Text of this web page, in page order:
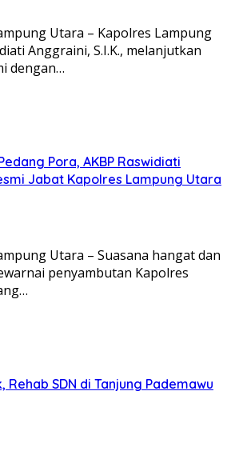
Utara – Kapolres Lampung
Anggraini, S.I.K., melanjutkan
dengan…
Pora, AKBP Raswidiati
Jabat Kapolres Lampung Utara
Utara – Suasana hangat dan
penyambutan Kapolres
Rehab SDN di Tanjung Pademawu